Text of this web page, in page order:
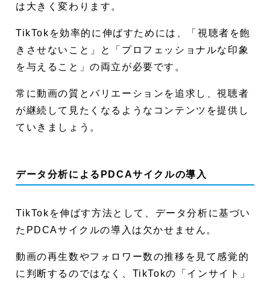
は大きく変わります。
TikTokを効率的に伸ばすためには、「視聴者を飽
きさせないこと」と「プロフェッショナルな印象
を与えること」の両立が必要です。
常に動画の質とバリエーションを追求し、視聴者
が継続して見たくなるようなコンテンツを提供し
ていきましょう。
データ分析によるPDCAサイクルの導入
TikTokを伸ばす方法として、データ分析に基づい
たPDCAサイクルの導入は欠かせません。
動画の再生数やフォロワー数の推移を見て感覚的
に判断するのではなく、TikTokの「インサイト」